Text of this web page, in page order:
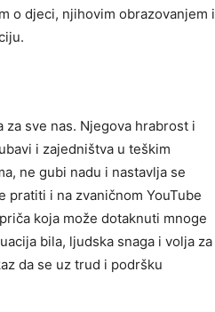
o djeci, njihovim obrazovanjem i
sve nas. Njegova hrabrost i
i zajedništva u teškim
ne gubi nadu i nastavlja se
pratiti i na zvaničnom YouTube
koja može dotaknuti mnoge
bila, ljudska snaga i volja za
da se uz trud i podršku